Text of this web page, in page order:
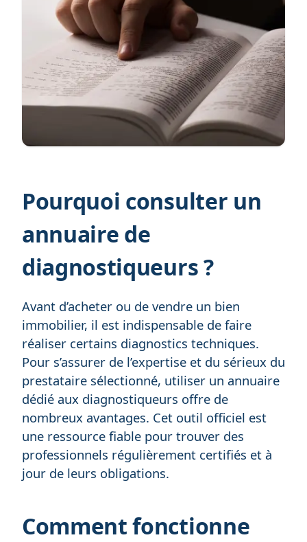
Pourquoi consulter un
annuaire de
diagnostiqueurs ?
Avant d’acheter ou de vendre un bien
immobilier, il est indispensable de faire
réaliser certains diagnostics techniques.
Pour s’assurer de l’expertise et du sérieux du
prestataire sélectionné, utiliser un annuaire
dédié aux diagnostiqueurs offre de
nombreux avantages. Cet outil officiel est
une ressource fiable pour trouver des
professionnels régulièrement certifiés et à
jour de leurs obligations.
Comment fonctionne